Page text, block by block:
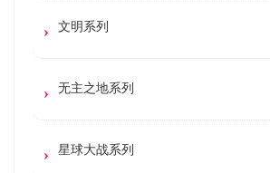
文明系列
无主之地系列
星球大战系列